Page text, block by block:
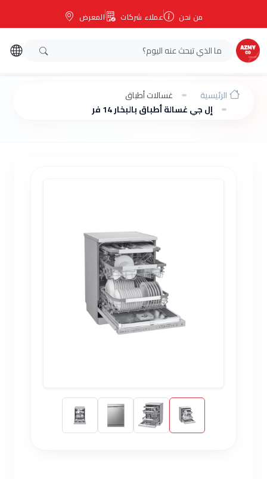
من نحن عملاء شركات المعرض
الرئيسية
غسالات أطباق
إل جي غسالة أطباق بالبخار 14 فرد بنظام ترو ستيم سمارت راك بلاس انفرتر DFC287HVS